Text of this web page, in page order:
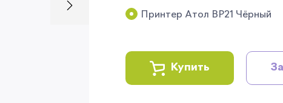
Принтер Атол BP21 Чёрный
Купить